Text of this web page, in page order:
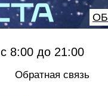
с 8:00 до 21:00
Обратная связь